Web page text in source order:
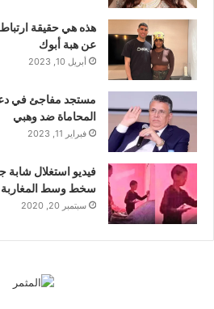
هذه هي حقيقة
عن هبة أبوك
أبريل 10, 2023
مستجد مفاجئ في
المحاماة ضد وهبي
فبراير 11, 2023
فيديو استغلال
سخط وسط المغاربة
سبتمبر 20, 2020